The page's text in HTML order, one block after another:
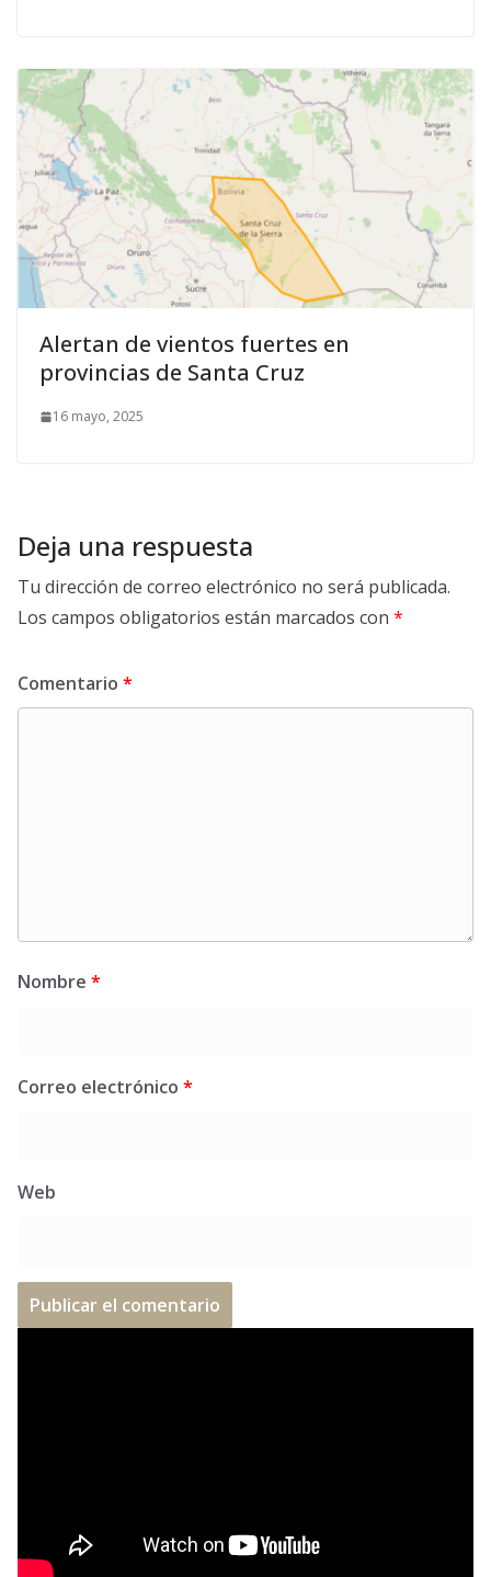
Alertan de vientos fuertes en
provincias de Santa Cruz
16 mayo, 2025
Deja una respuesta
Tu dirección de correo electrónico no será publicada.
Los campos obligatorios están marcados con *
Comentario *
Nombre *
Correo electrónico *
Web